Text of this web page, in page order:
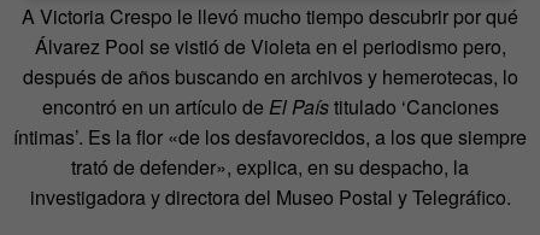
A Victoria Crespo le llevó mucho tiempo descubrir por qué
Álvarez Pool se vistió de Violeta en el periodismo pero,
después de años buscando en archivos y hemerotecas, lo
encontró en un artículo de El Paístitulado ‘Canciones
íntimas’. Es la flor «de los desfavorecidos, a los que siempre
trató de defender», explica, en su despacho, la
investigadora y directora del Museo Postal y Telegráfico.